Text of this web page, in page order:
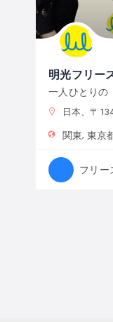
明光フリー
日本、〒134-0088 東京都
関東 東京